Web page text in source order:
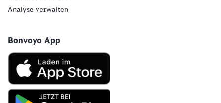
Analyse verwalten
Bonvoyo App